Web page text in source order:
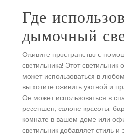
Где
дымочный
Оживите пространство с
светильника! Этот светильник
может использоваться в
вы хотите оживить уютной и
Он может использоваться в
ресепшен, салоне красоты,
комнате в вашем доме или
светильник добавляет стиль и